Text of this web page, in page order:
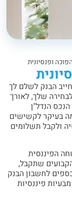
ופנסיונית
הבנק לשלם לך
שלך, לאורך
הנדל"ן
בעיקר לקשישים
ולקבל תשלומים
הפיננסית
שתקבל,
לחשבון הבנק
פיננסיות